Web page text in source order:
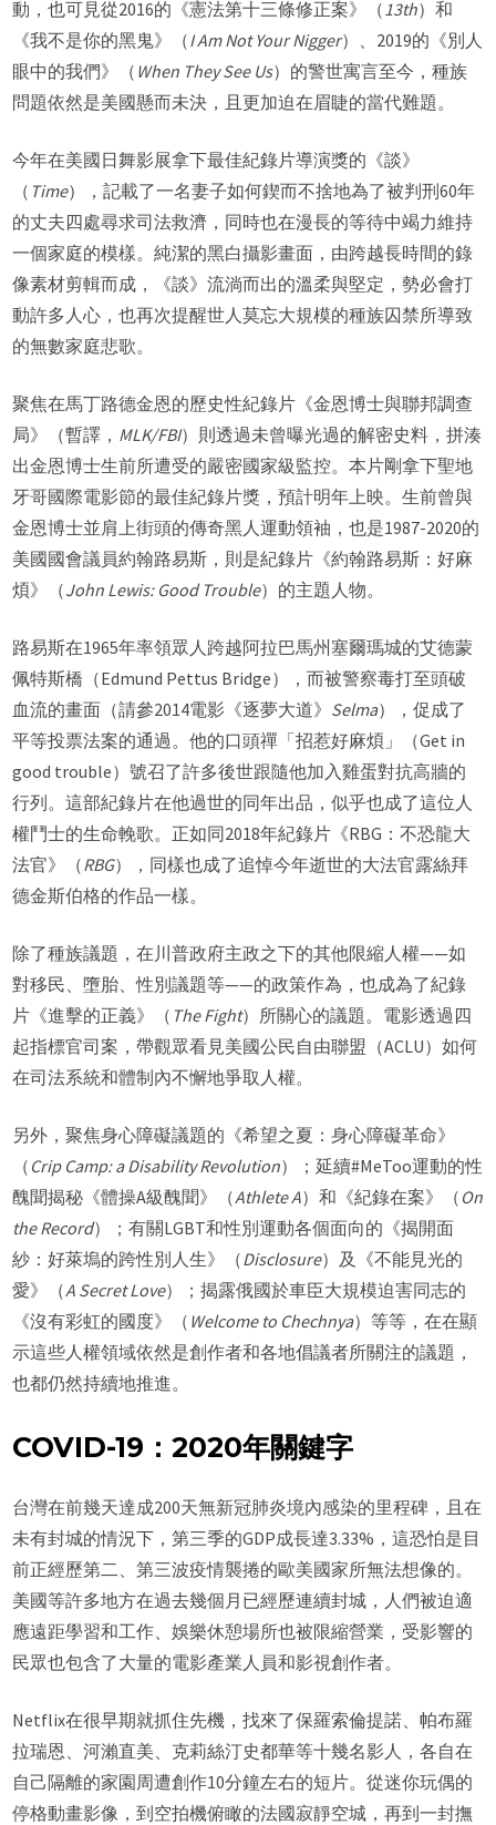
動，也可見從2016的《憲法第十三條修正案》（13th）和
《我不是你的黑鬼》（I Am Not Your Nigger）、2019的《別人
眼中的我們》（ When They See Us）的警世寓言至今，種族
問題依然是美國懸而未決，且更加迫在眉睫的當代難題。
今年在美國日舞影展拿下最佳紀錄片導演獎的《談》
（ Time），記載了一名妻子如何鍥而不捨地為了被判刑60年
的丈夫四處尋求司法救濟，同時也在漫長的等待中竭力維持
一個家庭的模樣。純潔的黑白攝影畫面，由跨越長時間的錄
像素材剪輯而成，《談》流淌而出的溫柔與堅定，勢必會打
動許多人心，也再次提醒世人莫忘大規模的種族囚禁所導致
的無數家庭悲歌。
聚焦在馬丁路德金恩的歷史性紀錄片《金恩博士與聯邦調查
局》（暫譯， MLK/FBI）則透過未曾曝光過的解密史料，拼湊
出金恩博士生前所遭受的嚴密國家級監控。本片剛拿下聖地
牙哥國際電影節的最佳紀錄片獎，預計明年上映。生前曾與
金恩博士並肩上街頭的傳奇黑人運動領袖，也是1987-2020的
美國國會議員約翰路易斯，則是紀錄片《約翰路易斯：好麻
煩》（John Lewis: Good Trouble）的主題人物。
路易斯在1965年率領眾人跨越阿拉巴馬州塞爾瑪城的艾德蒙
佩特斯橋（Edmund Pettus Bridge），而被警察毒打至頭破
血流的畫面（請參2014電影《逐夢大道》 Selma），促成了
平等投票法案的通過。他的口頭禪「招惹好麻煩」（Get in
good trouble）號召了許多後世跟隨他加入雞蛋對抗高牆的
行列。這部紀錄片在他過世的同年出品，似乎也成了這位人
權鬥士的生命輓歌。正如同2018年紀錄片《RBG：不恐龍大
法官》（RBG），同樣也成了追悼今年逝世的大法官露絲拜
德金斯伯格的作品一樣。
除了種族議題，在川普政府主政之下的其他限縮人權——如
對移民、墮胎、性別議題等——的政策作為，也成為了紀錄
片《進擊的正義》（ The Fight）所關心的議題。電影透過四
起指標官司案，帶觀眾看見美國公民自由聯盟（ACLU）如何
在司法系統和體制內不懈地爭取人權。
另外，聚焦身心障礙議題的《希望之夏：身心障礙革命》
（ Crip Camp: a Disability Revolution）；延續#MeToo運動的性
醜聞揭秘《體操A級醜聞》（Athlete A）和《紀錄在案》（ On
the Record）；有關LGBT和性別運動各個面向的《揭開面
紗：好萊塢的跨性別人生》（Disclosure）及《不能見光的
愛》（A Secret Love）；揭露俄國於車臣大規模迫害同志的
《沒有彩虹的國度》（ Welcome to Chechnya）等等，在在顯
示這些人權領域依然是創作者和各地倡議者所關注的議題，
也都仍然持續地推進。
COVID-19：2020年關鍵字
台灣在前幾天達成200天無新冠肺炎境內感染的里程碑，且在
未有封城的情況下，第三季的GDP成長達3.33%，這恐怕是目
前正經歷第二、第三波疫情襲捲的歐美國家所無法想像的。
美國等許多地方在過去幾個月已經歷連續封城，人們被迫適
應遠距學習和工作、娛樂休憩場所也被限縮營業，受影響的
民眾也包含了大量的電影產業人員和影視創作者。
Netflix在很早期就抓住先機，找來了保羅索倫提諾、帕布羅
拉瑞恩、河瀨直美、克莉絲汀史都華等十幾名影人，各自在
自己隔離的家園周遭創作10分鐘左右的短片。從迷你玩偶的
停格動畫影像，到空拍機俯瞰的法國寂靜空城，再到一封撫